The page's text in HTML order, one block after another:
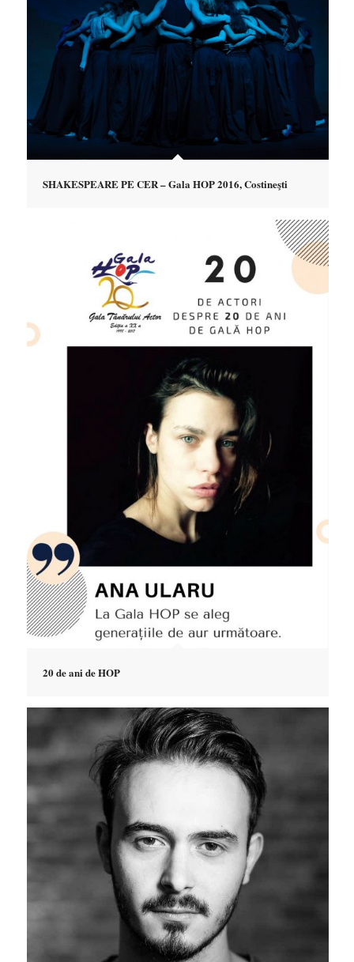
SHAKESPEARE PE CER – Gala HOP 2016, Costineşti
20 de ani de HOP